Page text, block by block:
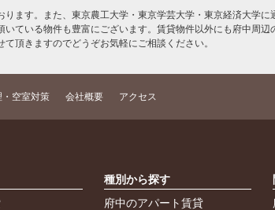
ます。また、東京農工大学・東京学芸大学・東京経済大学
ている物件も豊富にございます。賃貸物件以外にも府中周
頂きますのでどうぞお気軽にご相談ください。
・空室対策 会社概要 アクセス
種別から探す
府中のアパート賃貸